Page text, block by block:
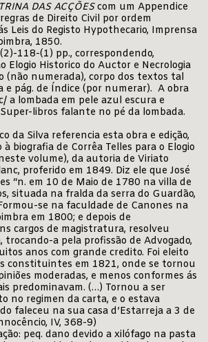
DAS ACÇÕEScom um Appendice
de Direito Civil por ordem
Leis do Registo Hypothecario, Imprensa
1850.
118-(1) pp., correspondendo,
Elogio Historico do Auctor e Necrologia
(não numerada), corpo dos textos tal
e pág. de Índice (por numerar). A obra
a lombada em pele azul escura e
libros falante no pé da lombada.
da Silva referencia esta obra e edição,
biografia de Corrêa Telles para o Elogio
volume), da autoria de Viriato
proferido em 1849. Diz ele que José
“n. em 10 de Maio de 1780 na villa de
situada na fralda da serra do Guardão,
se na faculdade de Canones na
em 1800; e depois de
cargos de magistratura, resolveu
trocando-a pela profissão de Advogado,
anos com grande credito. Foi eleito
constituintes em 1821, onde se tornou
moderadas, e menos conformes ás
predominavam. (…) Tornou a ser
no regimen da carta, e o estava
faleceu na sua casa d’Estarreja a 3 de
IV, 368-9)
peq. dano devido a xilófago na pasta